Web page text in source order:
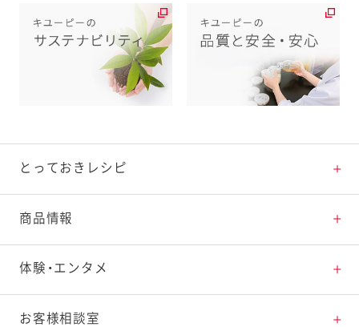
とっておきレシピ
とっておきレシピトップ
素材の知識
料理の基本
商品情報
商品情報トップ
新商品・リニューアル品一覧
体験・エンタメ
体験・エンタメトップ
お客様相談室